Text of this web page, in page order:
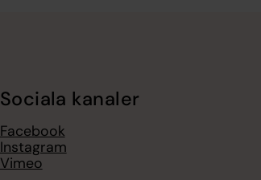
Sociala kanaler
Facebook
Instagram
Vimeo